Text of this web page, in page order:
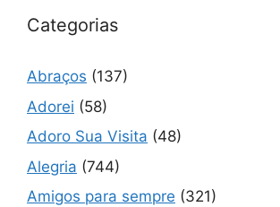
Categorias
Abraços (137)
Adorei (58)
Adoro Sua Visita (48)
Alegria (744)
Amigos para sempre (321)